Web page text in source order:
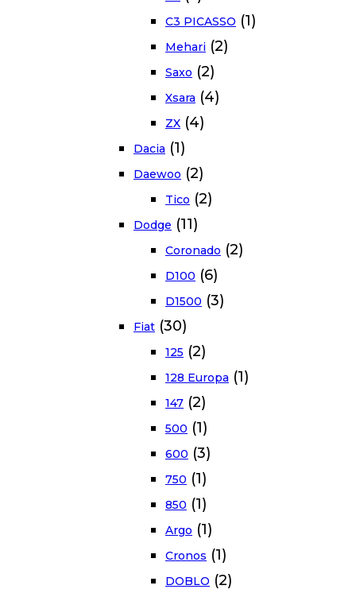
C3 PICASSO (1)
Mehari (2)
Saxo (2)
Xsara (4)
ZX (4)
Dacia (1)
Daewoo (2)
Tico (2)
Dodge (11)
Coronado (2)
D100 (6)
D1500 (3)
Fiat (30)
125 (2)
128 Europa (1)
147 (2)
500 (1)
600 (3)
750 (1)
850 (1)
Argo (1)
Cronos (1)
DOBLO (2)